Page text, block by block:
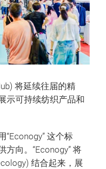
将延续往届的精
示可持续纺织产品和
“Econogy” 这个标
方向。“Econogy” 将
结合起来，展